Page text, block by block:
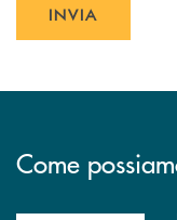
INVIA
Come